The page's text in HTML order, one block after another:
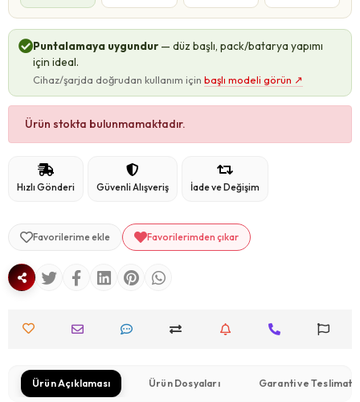
Puntalamaya uygundur — düz başlı, pack/batarya yapımı
için ideal.
Cihaz/şarjda doğrudan kullanım için başlı modeli görün ↗
Ürün stokta bulunmamaktadır.
Hızlı Gönderi Güvenli Alışveriş İade ve Değişim
Favorilerime ekle Favorilerimden çıkar
Ürün Açıklaması Ürün Dosyaları Garanti ve Teslimat